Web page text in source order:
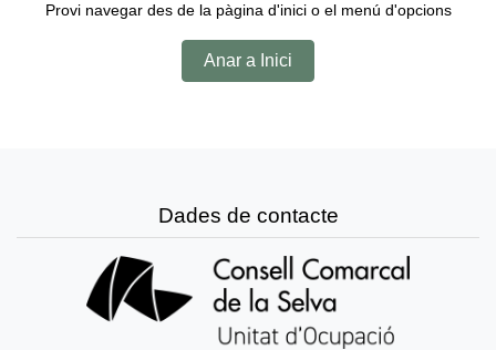
Provi navegar des de la pàgina d'inici o el menú d'opcions
Anar a Inici
Dades de contacte